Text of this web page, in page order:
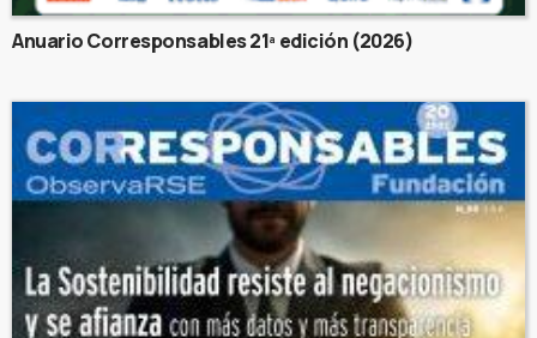
Anuario Corresponsables 21ª edición (2026)